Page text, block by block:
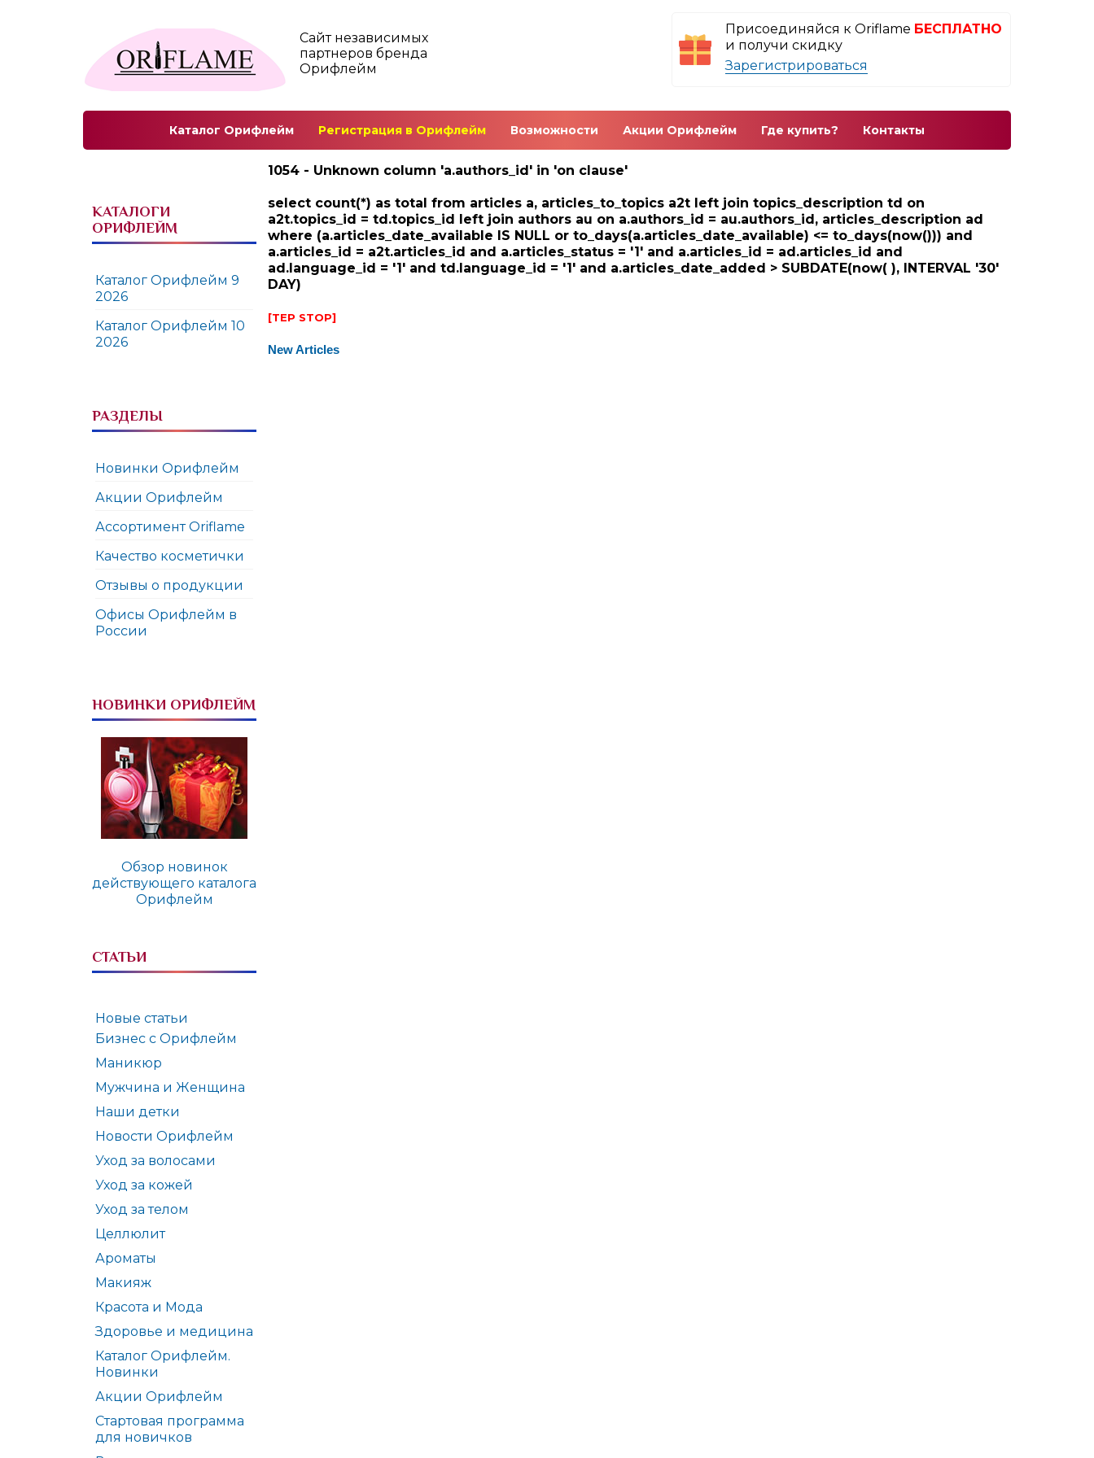
Сайт независимых
партнеров бренда
Орифлейм
Присоединяйся к Oriflame БЕСПЛАТНО
и получи скидку
Зарегистрироваться
Каталог Орифлейм Регистрация в Орифлейм Возможности Акции Орифлейм Где купить? Контакты
КАТАЛОГИ
ОРИФЛЕЙМ
Каталог Орифлейм 9
2026
Каталог Орифлейм 10
2026
РАЗДЕЛЫ
Новинки Орифлейм
Акции Орифлейм
Ассортимент Oriflame
Качество косметички
Отзывы о продукции
Офисы Орифлейм в
России
НОВИНКИ ОРИФЛЕЙМ
Обзор новинок
действующего каталога
Орифлейм
СТАТЬИ
Новые статьи
Бизнес с Орифлейм
Маникюр
Мужчина и Женщина
Наши детки
Новости Орифлейм
Уход за волосами
Уход за кожей
Уход за телом
Целлюлит
Ароматы
Макияж
Красота и Мода
Здоровье и медицина
Каталог Орифлейм.
Новинки
Акции Орифлейм
Стартовая программа
для новичков
1054 - Unknown column 'a.authors_id' in 'on clause'
select count(*) as total from articles a, articles_to_topics a2t left join topics_description td on
a2t.topics_id = td.topics_id left join authors au on a.authors_id = au.authors_id, articles_description ad
where (a.articles_date_available IS NULL or to_days(a.articles_date_available) <= to_days(now())) and
a.articles_id = a2t.articles_id and a.articles_status = '1' and a.articles_id = ad.articles_id and
ad.language_id = '1' and td.language_id = '1' and a.articles_date_added > SUBDATE(now( ), INTERVAL '30'
DAY)
[TEP STOP]
New Articles